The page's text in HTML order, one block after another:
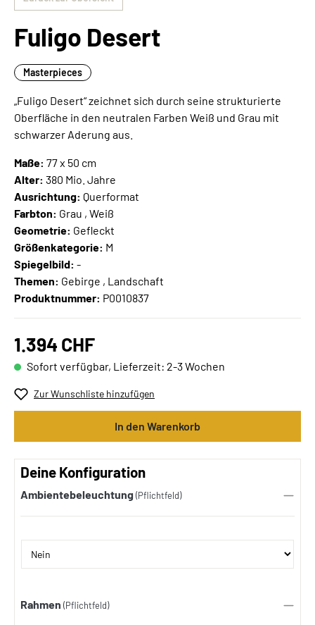
Fuligo Desert
Masterpieces
„Fuligo Desert“ zeichnet sich durch seine strukturierte
Oberfläche in den neutralen Farben Weiß und Grau mit
schwarzer Aderung aus.
Maße: 77 x 50 cm
Alter: 380 Mio. Jahre
Ausrichtung: Querformat
Farbton: Grau , Weiß
Geometrie: Gefleckt
Größenkategorie: M
Spiegelbild: -
Themen: Gebirge , Landschaft
Produktnummer: P0010837
1.394 CHF
Sofort verfügbar, Lieferzeit: 2-3 Wochen
Zur Wunschliste hinzufügen
In den Warenkorb
Deine Konfiguration
Ambientebeleuchtung (Pflichtfeld)
Rahmen (Pflichtfeld)